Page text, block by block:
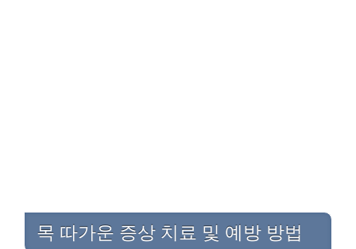
목 따가운 증상 치료 및 예방 방법